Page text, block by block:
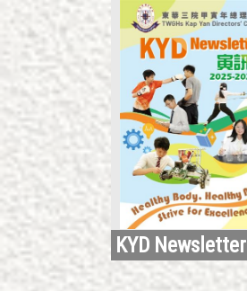
KYD Newsletter